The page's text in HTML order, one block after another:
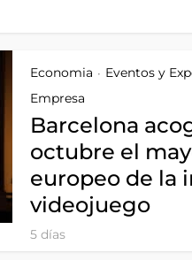
Economia • Eventos y
Empresa
Barcelona
octubre el
europeo de la
videojuego
5 días